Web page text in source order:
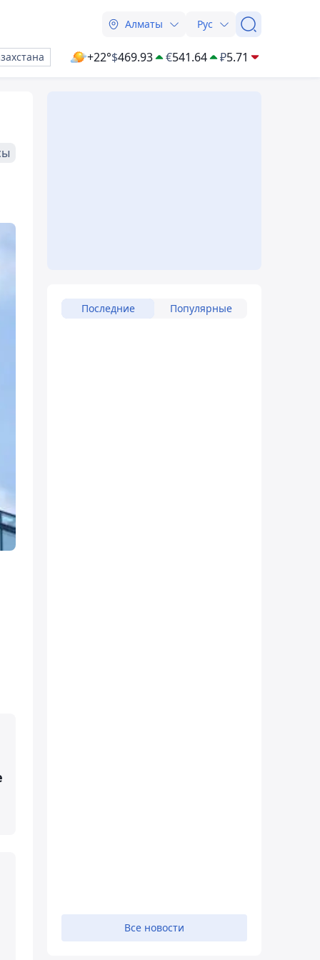
Алматы Рус
+22°$469.93 €541.64 ₽5.71
Последние Популярные
Все новости